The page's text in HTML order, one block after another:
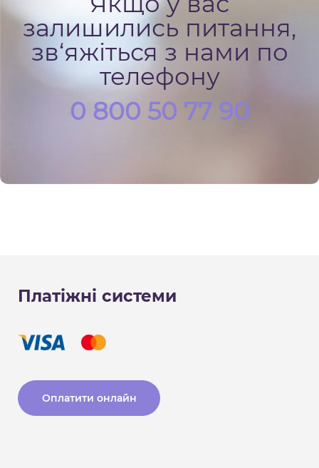
залишились питання,
зв‘яжіться з нами по
телефону
0 800 50 77 90
Платіжні системи
Оплатити онлайн